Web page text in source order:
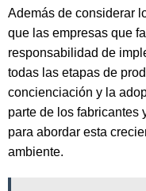
Además de considerar
que las empresas que
responsabilidad de
todas las etapas de
concienciación y la
parte de los fabricantes
para abordar esta
ambiente.